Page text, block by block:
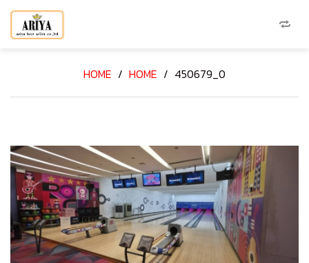
HOME / HOME / 450679_0